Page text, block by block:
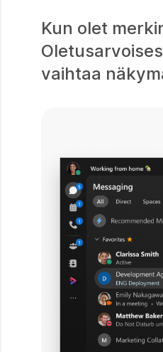
Kun olet
vaihtaa